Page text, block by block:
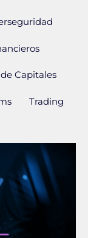
Capitales
Trading